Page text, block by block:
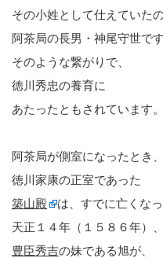
その小姓として仕えていたの
阿茶局の長男・神尾守世です
そのような繋がりで、
徳川秀忠の養育に
あたったともされています。
阿茶局が側室になったとき、
徳川家康の正室であった
築山殿
は、すでに亡くなっ
天正１４年（１５８６年）、
豊臣秀吉の妹である旭が、